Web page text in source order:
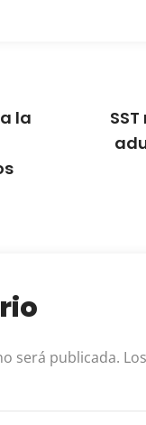
la
será publicada.